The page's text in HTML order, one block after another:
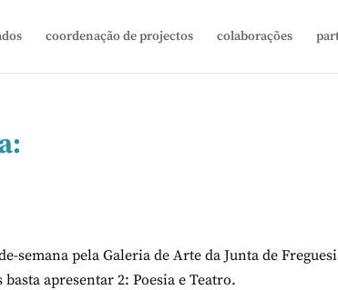
coordenação de projectos colaborações
semana pela Galeria de Arte da Junta de
apresentar 2: Poesia e Teatro.